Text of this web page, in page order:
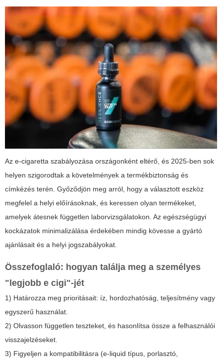
Az e-cigaretta szabályozása országonként eltérő, és 2025-ben sok
helyen szigorodtak a követelmények a termékbiztonság és
címkézés terén. Győződjön meg arról, hogy a választott eszköz
megfelel a helyi előírásoknak, és keressen olyan termékeket,
amelyek átesnek független laborvizsgálatokon. Az egészségügyi
kockázatok minimalizálása érdekében mindig kövesse a gyártó
ajánlásait és a helyi jogszabályokat.
Összefoglaló: hogyan találja meg a személyes
"legjobb e cigi"-jét
1) Határozza meg prioritásait: íz, hordozhatóság, teljesítmény vagy
egyszerű használat.
2) Olvasson független teszteket, és hasonlítsa össze a felhasználói
visszajelzéseket.
3) Figyeljen a kompatibilitásra (e-liquid típus, porlasztó,